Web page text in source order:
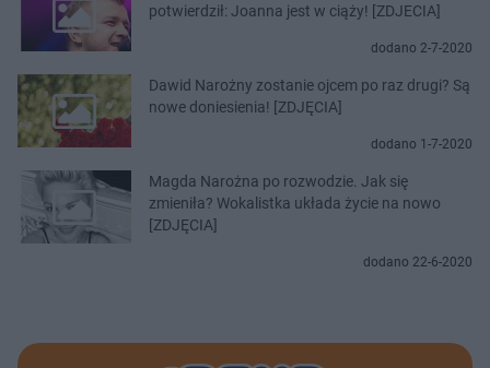
potwierdził: Joanna jest w ciąży! [ZDJECIA]
dodano 2-7-2020
Dawid Narożny zostanie ojcem po raz drugi? Są
nowe doniesienia! [ZDJĘCIA]
dodano 1-7-2020
Magda Narożna po rozwodzie. Jak się
zmieniła? Wokalistka układa życie na nowo
[ZDJĘCIA]
dodano 22-6-2020